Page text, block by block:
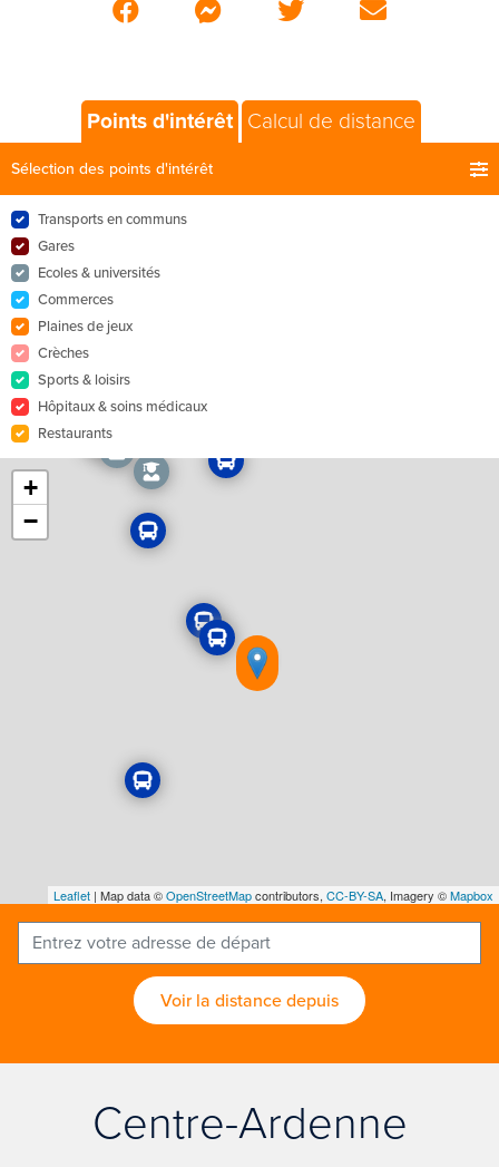
Points d'intérêt Calcul de distance
Sélection des points d'intérêt
Transports en communs
Gares
Ecoles & universités
Commerces
Plaines de jeux
Crèches
Sports & loisirs
Hôpitaux & soins médicaux
Restaurants
+
−
Leaflet | Map data ©OpenStreetMapcontributors, CC-BY-SA, Imagery ©Mapbox
Voir la distance depuis
Centre-Ardenne